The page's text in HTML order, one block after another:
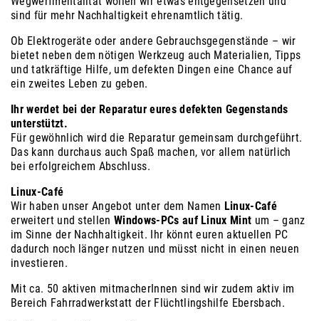
sind für mehr Nachhaltigkeit ehrenamtlich tätig.
Ob Elektrogeräte oder andere Gebrauchsgegenstände – wir
bietet neben dem nötigen Werkzeug auch Materialien, Tipps
und tatkräftige Hilfe, um defekten Dingen eine Chance auf
ein zweites Leben zu geben.
Ihr werdet bei der Reparatur eures defekten Gegenstands
unterstützt.
Für gewöhnlich wird die Reparatur gemeinsam durchgeführt.
Das kann durchaus auch Spaß machen, vor allem natürlich
bei erfolgreichem Abschluss.
Linux-Café
Wir haben unser Angebot unter dem Namen Linux-Café
erweitert und stellenWindows-PCs auf Linux Mint um – ganz
im Sinne der Nachhaltigkeit. Ihr könnt euren aktuellen PC
dadurch noch länger nutzen und müsst nicht in einen neuen
investieren.
Mit ca. 50 aktiven mitmacherInnen sind wir zudem aktiv im
Bereich Fahrradwerkstatt der Flüchtlingshilfe Ebersbach.